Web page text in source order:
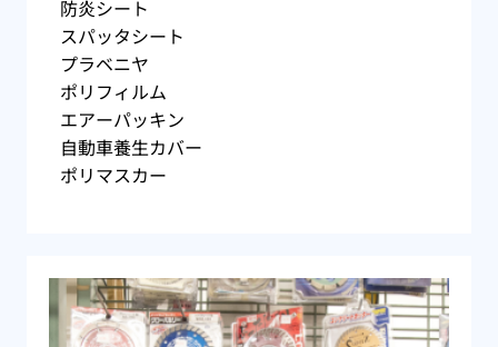
防炎シート
スパッタシート
プラベニヤ
ポリフィルム
エアーパッキン
自動車養生カバー
ポリマスカー